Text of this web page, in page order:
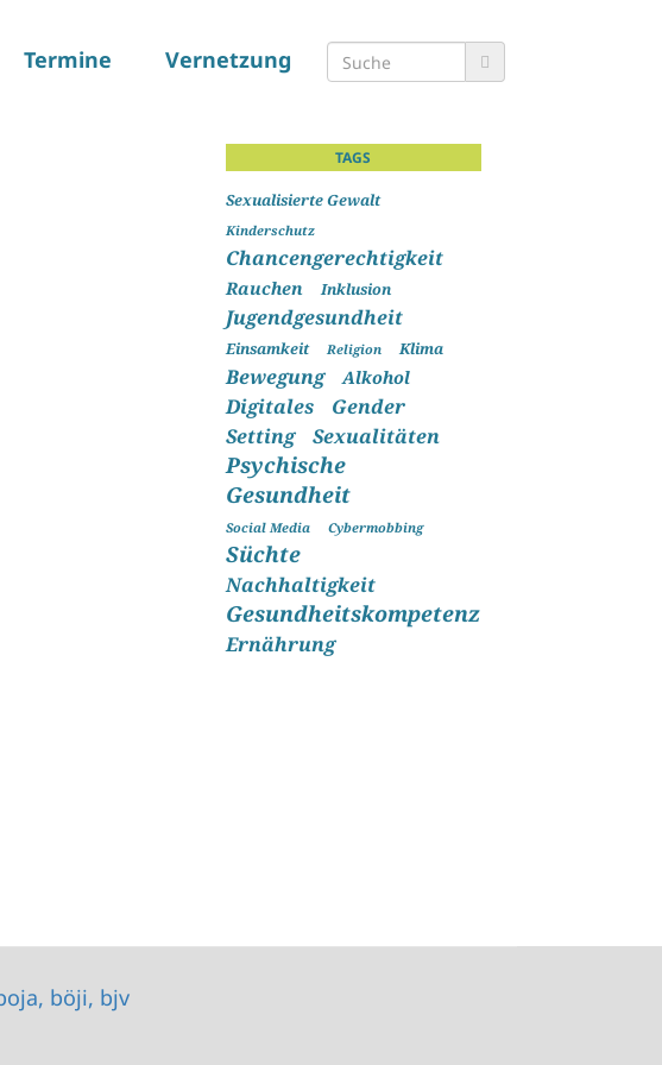
Termine Vernetzung
TAGS
Sexualisierte Gewalt
Kinderschutz
Chancengerechtigkeit
Rauchen Inklusion
Jugendgesundheit
Einsamkeit Religion Klima
Bewegung Alkohol
Digitales
Gender
Setting
Sexualitäten
Psychische
Gesundheit
Social Media Cybermobbing
Süchte
Nachhaltigkeit
Gesundheitskompetenz
Ernährung